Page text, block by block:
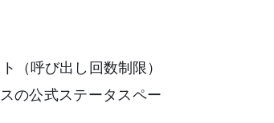
（呼び出し回数制限）
の公式ステータスペー